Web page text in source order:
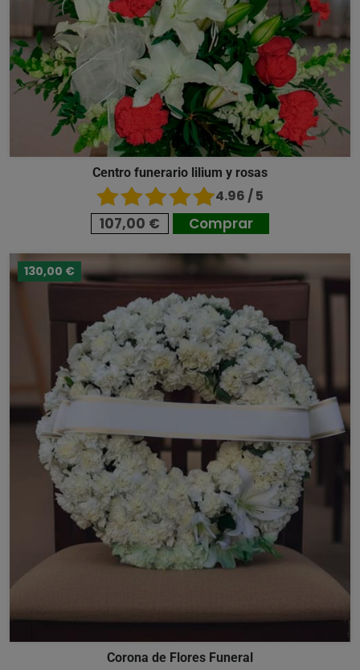
Centro funerario lilium y rosas
4.96 / 5
107,00 € Comprar
130,00 €
Corona de Flores Funeral